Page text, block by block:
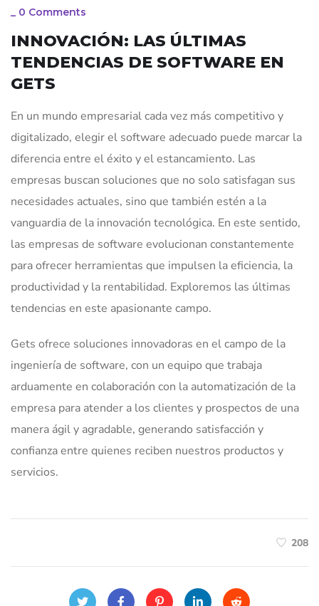
_ 0 Comments
INNOVACIÓN: LAS ÚLTIMAS
TENDENCIAS DE SOFTWARE EN
GETS
En un mundo empresarial cada vez más competitivo y
digitalizado, elegir el software adecuado puede marcar la
diferencia entre el éxito y el estancamiento. Las
empresas buscan soluciones que no solo satisfagan sus
necesidades actuales, sino que también estén a la
vanguardia de la innovación tecnológica. En este sentido,
las empresas de software evolucionan constantemente
para ofrecer herramientas que impulsen la eficiencia, la
productividad y la rentabilidad. Exploremos las últimas
tendencias en este apasionante campo.
Gets ofrece soluciones innovadoras en el campo de la
ingeniería de software, con un equipo que trabaja
arduamente en colaboración con la automatización de la
empresa para atender a los clientes y prospectos de una
manera ágil y agradable, generando satisfacción y
confianza entre quienes reciben nuestros productos y
servicios.
208